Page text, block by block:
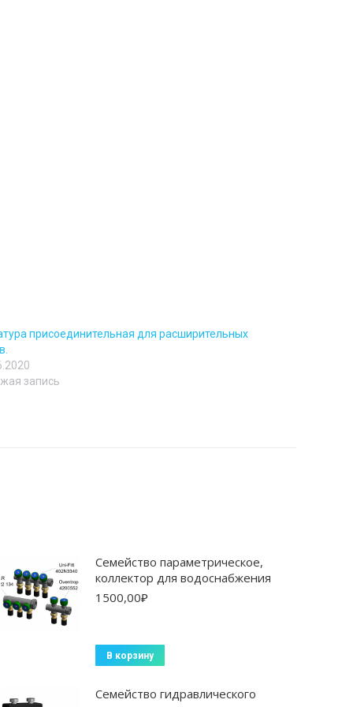
присоединительная для расширительных
запись
Cемейство параметрическое,
коллектор для водоснабжения
1500,00₽
В корзину
Семейство гидравлического